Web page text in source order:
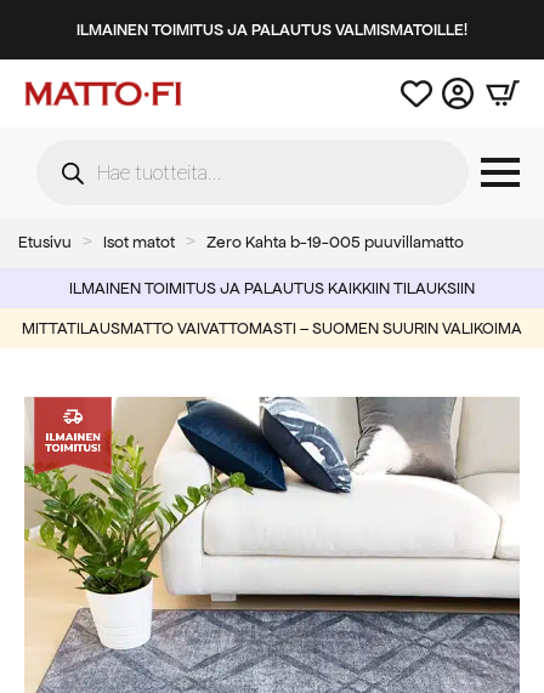
ILMAINEN TOIMITUS JA PALAUTUS VALMISMATOILLE!
search
Etusivu Isot matot Zero Kahta b-19-005 puuvillamatto
ILMAINEN TOIMITUS JA PALAUTUS KAIKKIIN TILAUKSIIN
MITTATILAUSMATTO VAIVATTOMASTI – SUOMEN SUURIN VALIKOIMA
-50%